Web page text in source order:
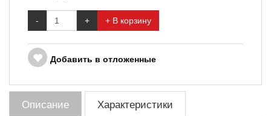
- + + В корзину
Добавить в отложенные
Описание Характеристики